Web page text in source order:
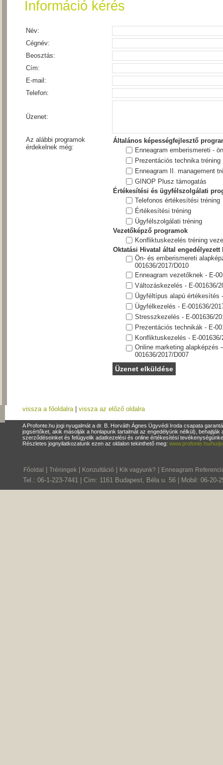
Információ kérés
Név:
Cégnév:
Beosztás:
Cím:
E-mail:
Telefon:
Üzenet:
Az alábbi programok
érdekelnek még:
Általános képességfejlesztő
Enneagram emberismereti -
Prezentációs technika tréning
Enneagram II. management
GINOP Plusz támogatás
Értékesítési és ügyfélszolgálati
Telefonos értékesítési tréning
Értékesítési tréning
Ügyfélszolgálati tréning
Vezetőképző programok
Konfliktuskezelés tréning
Oktatási Hivatal által engedélyezett
Ön- és emberismereti
001636/2017/D010
Enneagram vezetőknek - E-
Változáskezelés - E-001636/
Ügyféltípus alapú értékesítés
Ügyfélkezelés - E-001636/
Stresszkezelés - E-001636/
Prezentációs technikák - E-
Konfliktuskezelés - E-001636/
Online marketing alapképzés
001636/2017/D007
vissza a főoldalra| vissza az előző oldalra
A Profonte.hu jogi nyugalmát a dr. B. Horváth Ágnes Ügyvédi Iroda csapata
jogsértőket, akik másolják a honlapunk tartalmát az engedélyünk nélkül),
szerződéseinket és felügyelik adatkezelési és online értékesítési
Részletes jognyilatkozatunk ezen az oldalon tekinthető meg: www.profonte.hu/hu/
Főoldal Tréningek Konzultáció Kik vagyunk? Enneagram
Tel.: 06-1-223-7441 | Cím: 1161 Budapest, Béla u. 56 | Mobil: 06-20-